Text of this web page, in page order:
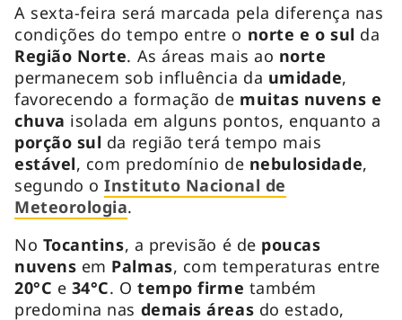
A sexta-feira será marcada pela diferença nas
condições do tempo entre o norte e o sul da
Região Norte. As áreas mais ao norte
permanecem sob influência da umidade,
favorecendo a formação de muitas nuvens e
chuva isolada em alguns pontos, enquanto a
porção sul da região terá tempo mais
estável, com predomínio de nebulosidade,
segundo oInstituto Nacional de
Meteorologia.
No Tocantins, a previsão é de poucas
nuvens em Palmas, com temperaturas entre
20°C e 34°C. Otempo firme também
predomina nas demais áreas do estado,